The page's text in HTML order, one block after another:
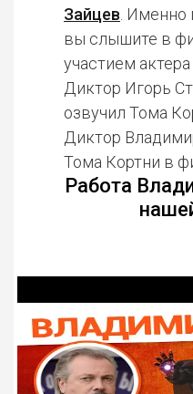
Зайцев .
вы слышите в
участием
Диктор Игорь
озвучил Тома
Диктор
Тома Кортни в
Работа